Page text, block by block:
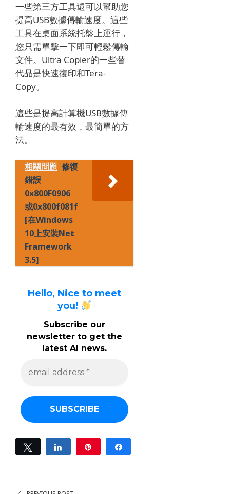
一些第三方工具還可以幫助您
提高USB數據傳輸速度。 這些
工具在桌面系統托盤上運行，
您只需單擊一下即可輕鬆傳輸
文件。 Ultra Copier的一些替
代品是快速復印和Tera-
Copy。
這些是提高計算機USB數據傳
輸速度的最有效，最簡單的方
法。
相關問題 修復
錯誤
0x800F0906
或0x800f081f
[在Windows
10上安裝Net
Framework
3.5]
Hello, Nice to meet
you!
Subscribe our
newsletter to get the
latest AI news.
a
d
r
e
s
Tweet Share